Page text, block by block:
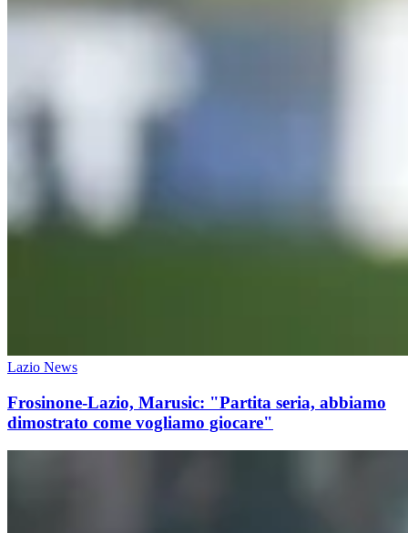
Lazio News
Frosinone-Lazio, Marusic: "Partita seria, abbiamo
dimostrato come vogliamo giocare"